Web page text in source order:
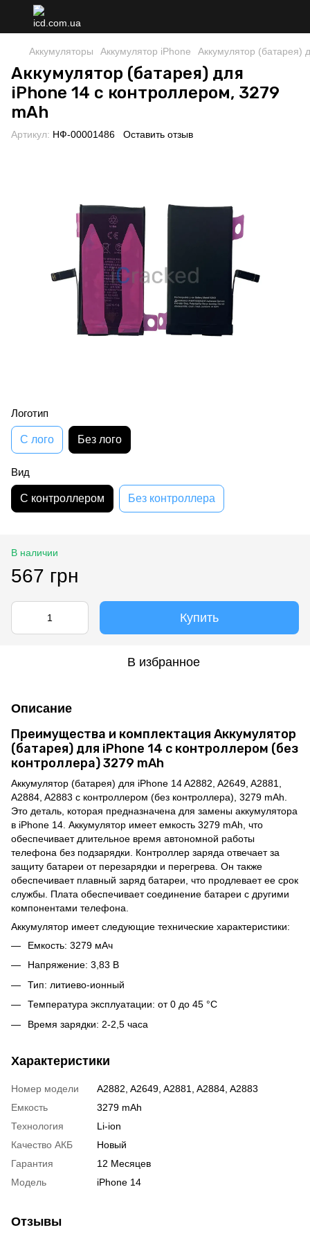
Аккумуляторы Аккумулятор iPhone Аккумулятор (батарея)
Аккумулятор (батарея) для
iPhone 14 с контроллером, 3279
mAh
Артикул: НФ-00001486 Оставить отзыв
Логотип
С лого Без лого
Вид
С контроллером Без контроллера
В наличии
567 грн
Купить
В избранное
Описание
Преимущества и комплектация Аккумулятор
(батарея) для iPhone 14 с контроллером (без
контроллера) 3279 mAh
Аккумулятор (батарея) для iPhone 14 A2882, A2649, A2881,
A2884, A2883 с контроллером (без контроллера), 3279 mAh.
Это деталь, которая предназначена для замены аккумулятора
в iPhone 14. Аккумулятор имеет емкость 3279 mAh, что
обеспечивает длительное время автономной работы
телефона без подзарядки. Контроллер заряда отвечает за
защиту батареи от перезарядки и перегрева. Он также
обеспечивает плавный заряд батареи, что продлевает ее срок
службы. Плата обеспечивает соединение батареи с другими
компонентами телефона.
Аккумулятор имеет следующие технические характеристики:
Емкость: 3279 мАч
Напряжение: 3,83 В
Тип: литиево-ионный
Температура эксплуатации: от 0 до 45 °C
Время зарядки: 2-2,5 часа
Характеристики
Номер модели
A2882, A2649, A2881, A2884, A2883
Емкость
3279 mAh
Технология
Li-ion
Качество АКБ
Новый
Гарантия
12 Месяцев
Модель
iPhone 14
Отзывы